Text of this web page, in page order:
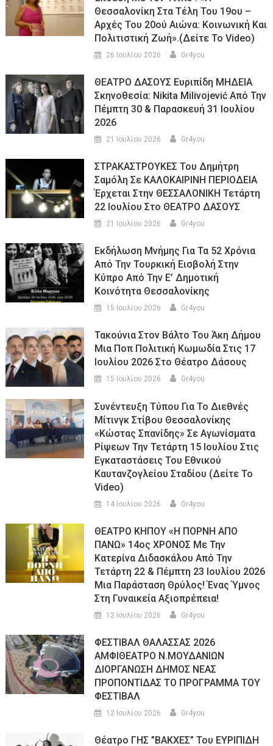
Θεσσαλονίκη Στα Τέλη Του 19ου –
Αρχές Του 20ού Αιώνα: Κοινωνική Και
Πολιτιστική Ζωή».(Δείτε Το Video)
26 Ιουλίου 2026 Gr4you
ΘΕΑΤΡΟ ΔΑΣΟΥΣ Ευριπίδη ΜΗΔΕΙΑ
Σκηνοθεσία: Nikita Milivojević Από Την
Πέμπτη 30 & Παρασκευή 31 Ιουλίου
2026
21 Ιουλίου 2026 Gr4you
ΣΤΡΑΚΑΣΤΡΟΥΚΕΣ Του Δημήτρη
Σαμόλη Σε ΚΑΛΟΚΑΙΡΙΝΗ ΠΕΡΙΟΔΕΙΑ
Έρχεται Στην ΘΕΣΣΑΛΟΝΙΚΗ Τετάρτη
22 Ιουλίου Στο ΘΕΑΤΡΟ ΔΑΣΟΥΣ
21 Ιουλίου 2026 Gr4you
Εκδήλωση Μνήμης Για Τα 52 Χρόνια
Από Την Τουρκική Εισβολή Στην
Κύπρο Από Την Ε’ Δημοτική
Κοινότητα Θεσσαλονίκης
15 Ιουλίου 2026 Gr4you
Τακούνια Στον Βάλτο Του Άκη Δήμου
Μια Ποπ Πολιτική Κωμωδία Στις 17
Ιουλίου 2026 Στο Θέατρο Δάσους
15 Ιουλίου 2026 Gr4you
Συνέντευξη Τύπου Για Το Διεθνές
Μίτινγκ Στίβου Θεσσαλονίκης
«Κώστας Σπανίδης» Σε Αγωνίσματα
Ρίψεων Την Τετάρτη 15 Ιουλίου Στις
Εγκαταστάσεις Του Εθνικού
Καυτανζογλείου Σταδίου (Δείτε Το
Video)
14 Ιουλίου 2026 Gr4you
ΘΕΑΤΡΟ ΚΗΠΟΥ «Η ΠΟΡΝΗ ΑΠΟ
ΠΑΝΩ» 14ος ΧΡΟΝΟΣ Με Την
Κατερίνα Διδασκάλου Από Την
Τετάρτη 22 & Πέμπτη 23 Ιουλίου 2026
Μια Παράσταση Θρύλος! Ένας Ύμνος
Στη Γυναικεία Αξιοπρέπεια!
12 Ιουλίου 2026 Gr4you
ΦΕΣΤΙΒΑΛ ΘΑΛΑΣΣΑΣ 2026
ΑΜΦΙΘΕΑΤΡΟ Ν.ΜΟΥΔΑΝΙΩΝ
ΔΙΟΡΓΑΝΩΣΗ ΔΗΜΟΣ ΝΕΑΣ
ΠΡΟΠΟΝΤΙΔΑΣ ΤΟ ΠΡΟΓΡΑΜΜΑ ΤΟΥ
ΦΕΣΤΙΒΑΛ
12 Ιουλίου 2026 Gr4you
Θέατρο ΓΗΣ ”ΒΑΚΧΕΣ” Του ΕΥΡΙΠΙΔΗ